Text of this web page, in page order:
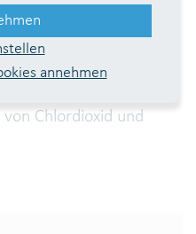
anschließend einer
Bevor es mit
vermischt
Chlordioxid und
annehmen